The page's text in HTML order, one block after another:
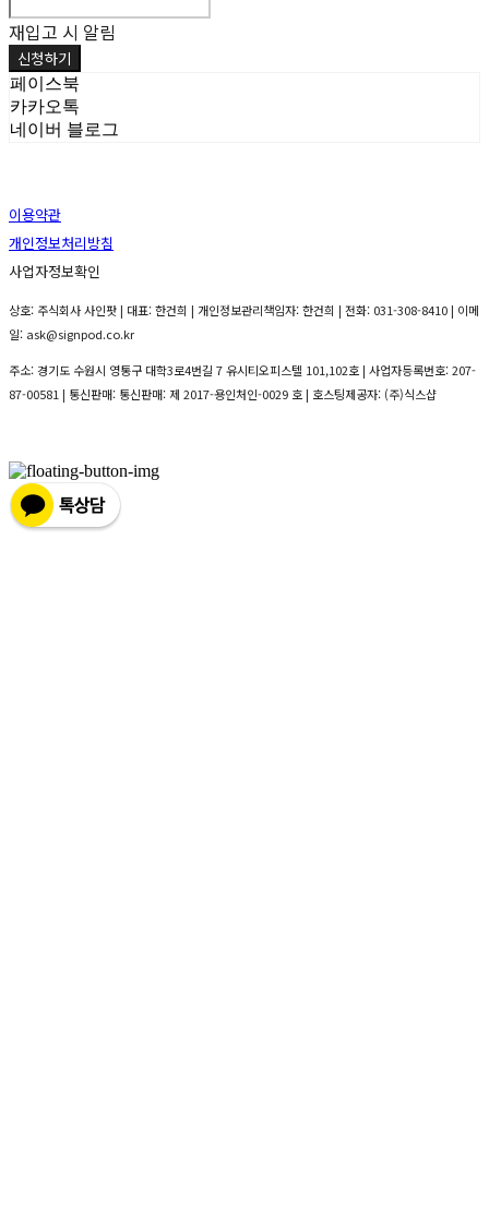
재입고 시 알림
신청하기
페이스북
카카오톡
네이버 블로그
이용약관
개인정보처리방침
사업자정보확인
상호: 주식회사 사인팟 | 대표: 한건희 | 개인정보관리책임자: 한건희 | 전화: 031-308-8410 | 이메
일: ask@signpod.co.kr
주소: 경기도 수원시 영통구 대학3로4번길 7 유시티오피스텔 101,102호 | 사업자등록번호:207-
87-00581 | 통신판매: 통신판매: 제 2017-용인처인-0029 호 | 호스팅제공자: (주)식스샵